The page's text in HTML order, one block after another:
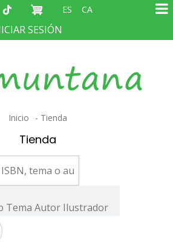
ES CA
SESIÓN
Inicio Tienda
Tienda
Tema Autor Ilustrador